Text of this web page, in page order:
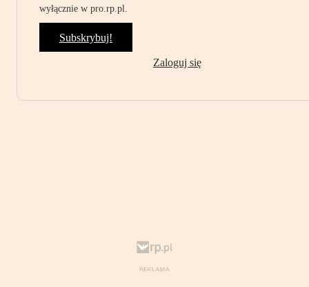
wyłącznie w pro.rp.pl.
Subskrybuj!
Zaloguj się